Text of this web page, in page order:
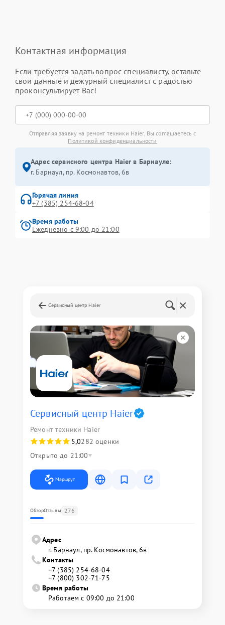
Контактная информация
Если требуется задать вопрос специалисту, оставьте
свои данные и дежурный специалист с радостью
проконсультирует Вас!
Отправляя заявку на ремонт техники Haier, Вы соглашаетесь с
Политикой конфиденциальности
Адрес сервисного центра Haier в Барнауле:
г. Барнаул, ​пр. Космонавтов, 6в
Горячая линия
+7 (385) 254-68-04
Время работы
Ежедневно с 9:00 до 21:00
Сервисный центр Haier
Сервисный центр Haier
Ремонт техники Haier
5,0282 оценки
Открыто до 21:00
Маршрут
ОбзорОтзывы 276
Адрес
г. Барнаул, ​пр. Космонавтов, 6в
Контакты
+7 (385) 254-68-04
+7 (800) 302-71-75
Время работы
Работаем с 09:00 до 21:00